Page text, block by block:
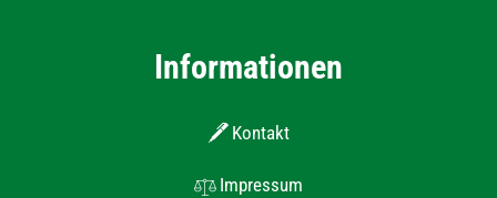
Informationen
Kontakt
Impressum